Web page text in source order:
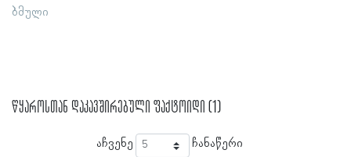
ბმული
წყაროსთან დაკავშირებული ფაქტოიდი (1)
აჩვენე ჩანაწერი